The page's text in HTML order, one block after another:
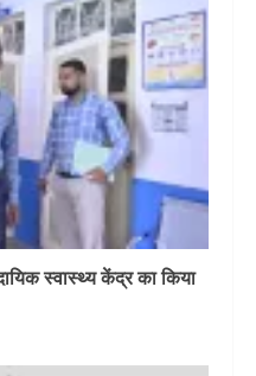
स्वास्थ्य केंद्र का किया